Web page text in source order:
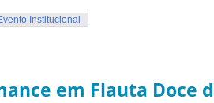
Institucional
em Flauta Doce